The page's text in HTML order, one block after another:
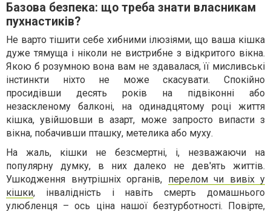
Базова безпека: що треба знати власникам
пухнастиків?
Не варто тішити себе хибними ілюзіями, що ваша кішка
дуже тямуща і ніколи не вистрибне з відкритого вікна.
Якою б розумною вона вам не здавалася, її мисливські
інстинкти ніхто не може скасувати. Спокійно
просидівши десять років на підвіконні або
незаскленому балконі, на одинадцятому році життя
кішка, увійшовши в азарт, може запросто випасти з
вікна, побачивши пташку, метелика або муху.
На жаль, кішки не безсмертні, і, незважаючи на
популярну думку, в них далеко не дев'ять життів.
Ушкодження внутрішніх органів, перелом чи вивіх у
кішки, інвалідність і навіть смерть домашнього
улюбленця – ось ціна нашої безтурботності. Повірте,